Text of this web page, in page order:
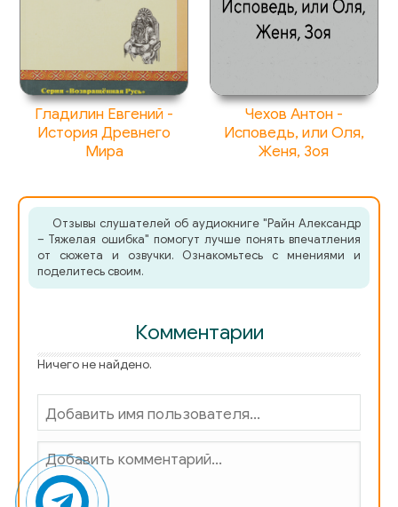
Гладилин Евгений -
История Древнего
Мира
Чехов Антон -
Исповедь, или Оля,
Женя, Зоя
Отзывы слушателей об аудиокниге "Райн Александр
– Тяжелая ошибка" помогут лучше понять впечатления
от сюжета и озвучки. Ознакомьтесь с мнениями и
поделитесь своим.
Комментарии
Ничего не найдено.